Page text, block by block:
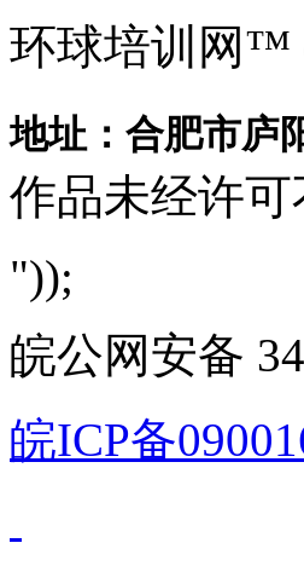
环球培训网™
地址：合肥市庐
作品未经许
"));
皖公网安备
皖ICP备